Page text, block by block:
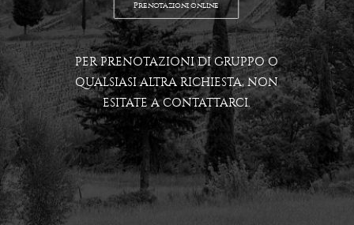
Prenotazioni online
PER PRENOTAZIONI DI GRUPPO O
QUALSIASI ALTRA RICHIESTA, NON
ESITATE A CONTATTARCI.